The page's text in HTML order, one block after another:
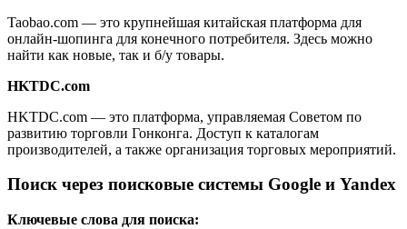
Taobao.com — это крупнейшая китайская платформа для
онлайн-шопинга для конечного потребителя. Здесь можно
найти как новые, так и б/у товары.
HKTDC.com
HKTDC.com — это платформа, управляемая Советом по
развитию торговли Гонконга. Доступ к каталогам
производителей, а также организация торговых мероприятий.
Поиск через поисковые системы Google и Yandex
Ключевые слова для поиска: